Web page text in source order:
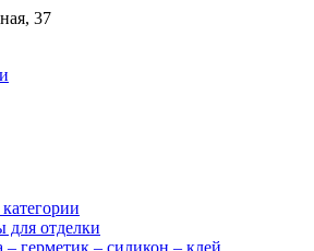
37
для отделки
– герметик – силикон – клей